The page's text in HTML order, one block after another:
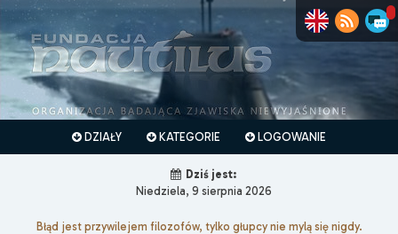
DZIAŁY KATEGORIE LOGOWANIE
Dziś jest:
Niedziela, 9 sierpnia 2026
Błąd jest przywilejem filozofów, tylko głupcy nie mylą się nigdy.